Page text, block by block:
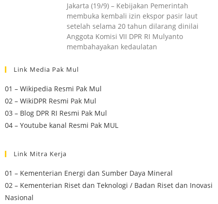
Jakarta (19/9) – Kebijakan Pemerintah
membuka kembali izin ekspor pasir laut
setelah selama 20 tahun dilarang dinilai
Anggota Komisi VII DPR RI Mulyanto
membahayakan kedaulatan
Link Media Pak Mul
01 – Wikipedia Resmi Pak Mul
02 – WikiDPR Resmi Pak Mul
03 – Blog DPR RI Resmi Pak Mul
04 – Youtube kanal Resmi Pak MUL
Link Mitra Kerja
01 – Kementerian Energi dan Sumber Daya Mineral
02 – Kementerian Riset dan Teknologi / Badan Riset dan Inovasi
Nasional